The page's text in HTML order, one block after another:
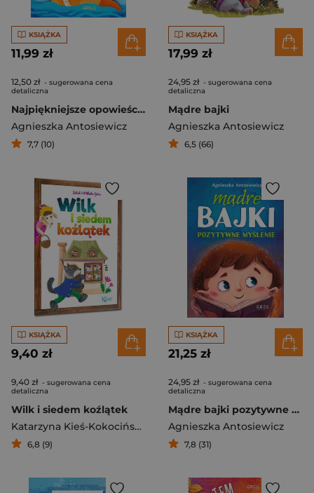
KSIĄŻKA
11,99 zł
12,50 zł - sugerowana cena
detaliczna
Najpiękniejsze opowieści przedszkolaka
Agnieszka Antosiewicz
7,7 (10)
KSIĄŻKA
17,99 zł
24,95 zł - sugerowana cena
detaliczna
Mądre bajki
Agnieszka Antosiewicz
6,5 (66)
KSIĄŻKA
9,40 zł
9,40 zł - sugerowana cena
detaliczna
Wilk i siedem koźlątek
Katarzyna Kieś-Kokocińska
Agnieszka Antosiewicz,Maria
6,8 (9)
KSIĄŻKA
21,25 zł
24,95 zł - sugerowana cena
detaliczna
Mądre bajki pozytywne myślenie
Agnieszka Antosiewicz
7,8 (31)